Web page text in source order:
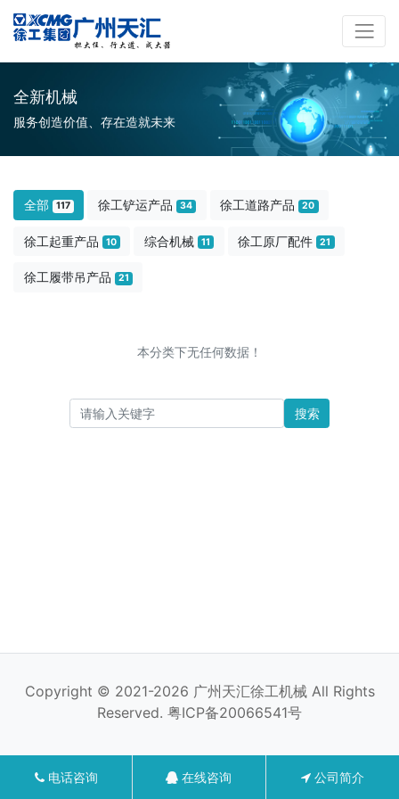
全新机械
服务创造价值、存在造就未来
全部 117 徐工铲运产品 34 徐工道路产品 20
徐工起重产品 10 综合机械 11 徐工原厂配件 21
徐工履带吊产品 21
本分类下无任何数据！
搜索
Copyright © 2021-2026 广州天汇徐工机械 All Rights
Reserved. 粤ICP备20066541号
电话咨询 在线咨询 公司简介